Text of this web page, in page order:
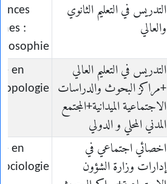
التدريس في التعليم الثانوي
والعالي
:
التدريس في التعليم العالي
+مراكز البحوث والدراسات
الاجتماعية الميدانية+المجتمع
المدني المحلي و الدولي
en
اخصائي اجتماعي في
إدارات وزارة الشؤون
en